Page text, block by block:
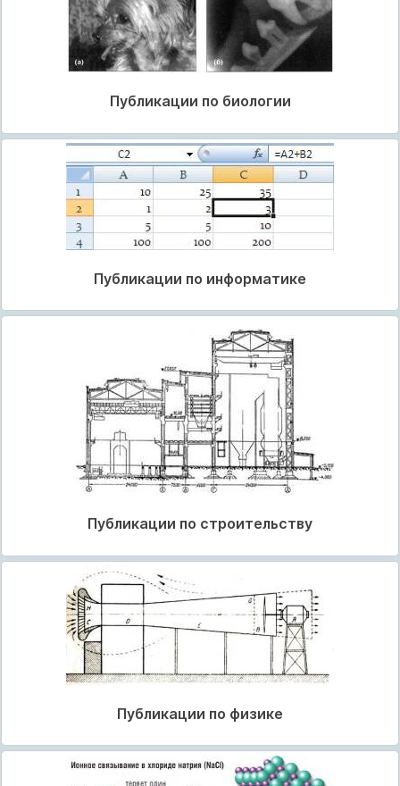
Публикации по биологии
Публикации по информатике
Публикации по строительству
Публикации по физике